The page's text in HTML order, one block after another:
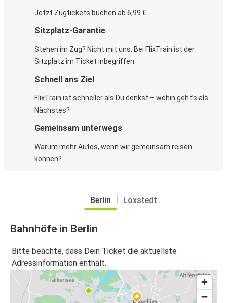
Jetzt Zugtickets buchen ab 6,99 €.
Sitzplatz-Garantie
Stehen im Zug? Nicht mit uns: Bei FlixTrain ist der
Sitzplatz im Ticket inbegriffen.
Schnell ans Ziel
FlixTrain ist schneller als Du denkst – wohin geht’s als
Nächstes?
Gemeinsam unterwegs
Warum mehr Autos, wenn wir gemeinsam reisen
können?
Berlin Loxstedt
Bahnhöfe in Berlin
Bitte beachte, dass Dein Ticket die aktuellste
Adressinformation enthält.